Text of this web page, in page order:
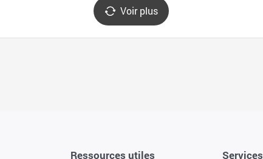
Voir plus
Ressources utiles Services